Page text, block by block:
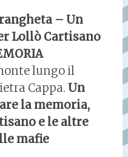
– Un
Lollò Cartisano
lungo il
Cappa. Un
la memoria,
e le altre
mafie